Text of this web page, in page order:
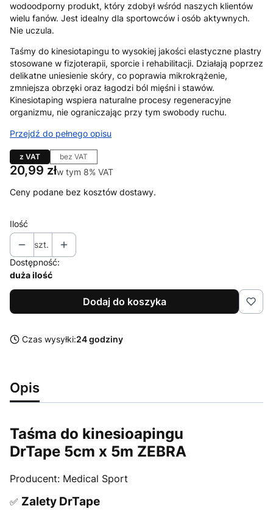
wodoodporny produkt, który zdobył wśród naszych klientów
wielu fanów. Jest idealny dla sportowców i osób aktywnych.
Nie uczula.
Taśmy do kinesiotapingu to wysokiej jakości elastyczne plastry
stosowane w fizjoterapii, sporcie i rehabilitacji. Działają poprzez
delikatne uniesienie skóry, co poprawia mikrokrążenie,
zmniejsza obrzęki oraz łagodzi ból mięśni i stawów.
Kinesiotaping wspiera naturalne procesy regeneracyjne
organizmu, nie ograniczając przy tym swobody ruchu.
Przejdź do pełnego opisu
z VAT bez VAT
Cena
20,99 złw tym 8% VAT
w tym 8% VAT
Ceny podane bez kosztów dostawy.
Ilość
szt.
Dostępność:
duża ilość
Dodaj do koszyka
Czas wysyłki:24 godziny
Opis
Taśma do kinesioapingu
DrTape 5cm x 5m ZEBRA
Producent: Medical Sport
✅ Zalety DrTape